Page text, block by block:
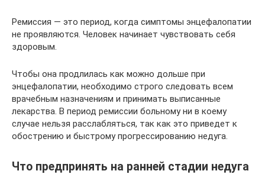
Ремиссия — это период, когда симптомы энцефалопатии
не проявляются. Человек начинает чувствовать себя
здоровым.
Чтобы она продлилась как можно дольше при
энцефалопатии, необходимо строго следовать всем
врачебным назначениям и принимать выписанные
лекарства. В период ремиссии больному ни в коему
случае нельзя расслабляться, так как это приведет к
обострению и быстрому прогрессированию недуга.
Что предпринять на ранней стадии недуга